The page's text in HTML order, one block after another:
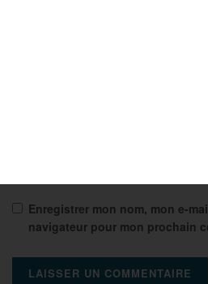
Enregistrer mon nom, mon e-
navigateur pour mon prochain